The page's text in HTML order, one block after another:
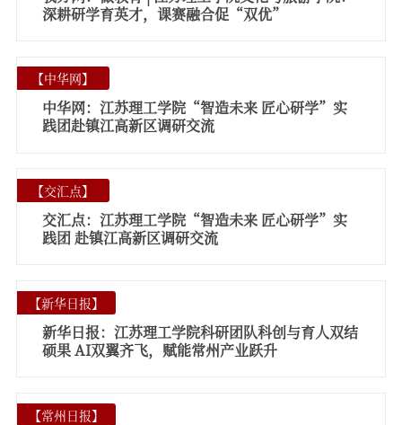
深耕研学育英才，课赛融合促“双优”
【中华网】
中华网：江苏理工学院“智造未来 匠心研学”实
践团赴镇江高新区调研交流
【交汇点】
交汇点：江苏理工学院“智造未来 匠心研学”实
践团 赴镇江高新区调研交流
【新华日报】
新华日报：江苏理工学院科研团队科创与育人双结
硕果 AI双翼齐飞，赋能常州产业跃升
【常州日报】